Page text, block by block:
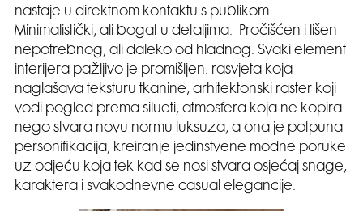
nastaje u direktnom kontaktu s publikom.
Minimalistički, ali bogat u detaljima. Pročišćen i lišen
nepotrebnog, ali daleko od hladnog. Svaki element
interijera pažljivo je promišljen: rasvjeta koja
naglašava teksturu tkanine, arhitektonski raster koji
vodi pogled prema silueti, atmosfera koja ne kopira
nego stvara novu normu luksuza, a ona je potpuna
personifikacija, kreiranje jedinstvene modne poruke
uz odjeću koja tek kad se nosi stvara osjećaj snage,
karaktera i svakodnevne casual elegancije.